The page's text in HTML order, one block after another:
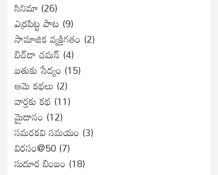
సినిమా (26)
ఎర్రపిట్ట పాట (9)
సామాజిక వ్యక్తిగతం (2)
బిచ్‌డా చమన్ (4)
బతుకు సేద్యం (15)
ఆమె కథలు (2)
వార్తకు కథ (11)
మైదానం (12)
సమరకవి సమయం (3)
విరసం@50 (7)
సుదూర బింబం (18)